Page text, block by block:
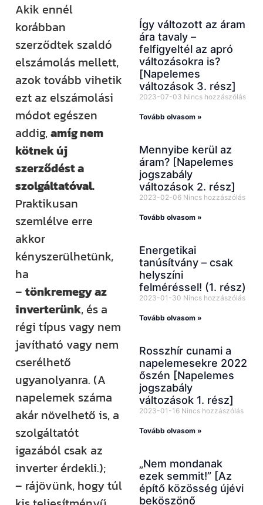
Akik ennél
korábban
szerződtek szaldó
elszámolás mellett,
azok tovább vihetik
ezt az elszámolási
módot egészen
addig,amíg nem
kötnek új
szerződést a
szolgáltatóval.
Praktikusan
szemlélve erre
akkor
kényszerülhetünk,
ha
–tönkremegy az
inverterünk, és a
régi típus vagy nem
javítható vagy nem
cserélhető
ugyanolyanra. (A
napelemek száma
akár növelhető is, a
szolgáltatót
igazából csak az
inverter érdekli.);
– rájövünk, hogy túl
Így változott az áram
ára tavaly –
felfigyeltél az apró
változásokra is?
[Napelemes
változások 3. rész]
2023-07-03 Nincs hozzászólás
Tovább olvasom »
Mennyibe kerül az
áram? [Napelemes
jogszabály
változások 2. rész]
2023-02-06 Nincs hozzászólás
Tovább olvasom »
Energetikai
tanúsítvány – csak
helyszíni
felméréssel! (1. rész)
2023-01-30 Nincs hozzászólás
Tovább olvasom »
Rosszhír cunami a
napelemesekre 2022
őszén [Napelemes
jogszabály
változások 1. rész]
2023-01-16 Nincs hozzászólás
Tovább olvasom »
„Nem mondanak
ezek semmit!” [Az
építő közösség újévi
beköszönő